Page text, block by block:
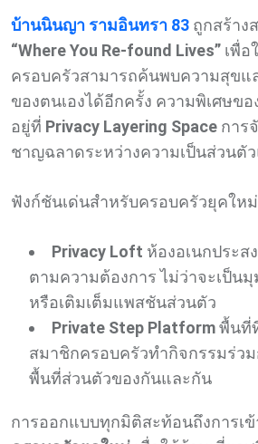
บ้านนินญา รามอินทรา 83 ถูกสร้าง
“Where You Re-found Lives” เพื่อ
ครอบครัวสามารถค้นพบความสุขแ
ของตนเองได้อีกครั้ง ความพิเศษข
อยู่ที่ Privacy Layering Space การ
ชาญฉลาดระหว่างความเป็นส่วนตั
ฟังก์ชันเด่นสำหรับครอบครัวยุคใหม่
Privacy Loft ห้องอเนกประส
ตามความต้องการ ไม่ว่าจะเป็น
หรือเติมเต็มแพสชันส่วนตัว
Private Step Platformพื้นที่
สมาชิกครอบครัวทำกิจกรรมร่ว
พื้นที่ส่วนตัวของกันและกัน
การออกแบบทุกมิติสะท้อนถึงการเข้